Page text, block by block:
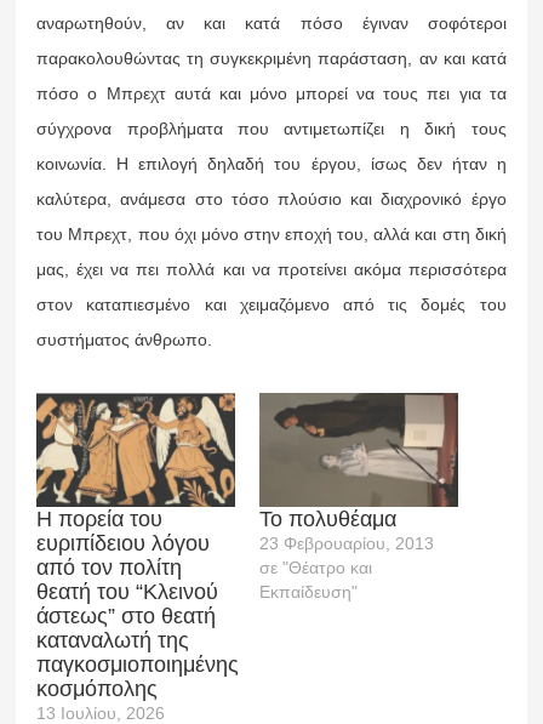
αναρωτηθούν, αν και κατά πόσο έγιναν σοφότεροι
παρακολουθώντας τη συγκεκριμένη παράσταση, αν και κατά
πόσο ο Μπρεχτ αυτά και μόνο μπορεί να τους πει για τα
σύγχρονα προβλήματα που αντιμετωπίζει η δική τους
κοινωνία. Η επιλογή δηλαδή του έργου, ίσως δεν ήταν η
καλύτερα, ανάμεσα στο τόσο πλούσιο και διαχρονικό έργο
του Μπρεχτ, που όχι μόνο στην εποχή του, αλλά και στη δική
μας, έχει να πει πολλά και να προτείνει ακόμα περισσότερα
στον καταπιεσμένο και χειμαζόμενο από τις δομές του
συστήματος άνθρωπο.
Η πορεία του
ευριπίδειου λόγου
από τον πολίτη
θεατή του “Κλεινού
άστεως” στο θεατή
καταναλωτή της
παγκοσμιοποιημένης
κοσμόπολης
13 Ιουλίου, 2026
Το πολυθέαμα
23 Φεβρουαρίου, 2013
σε "Θέατρο και
Εκπαίδευση"